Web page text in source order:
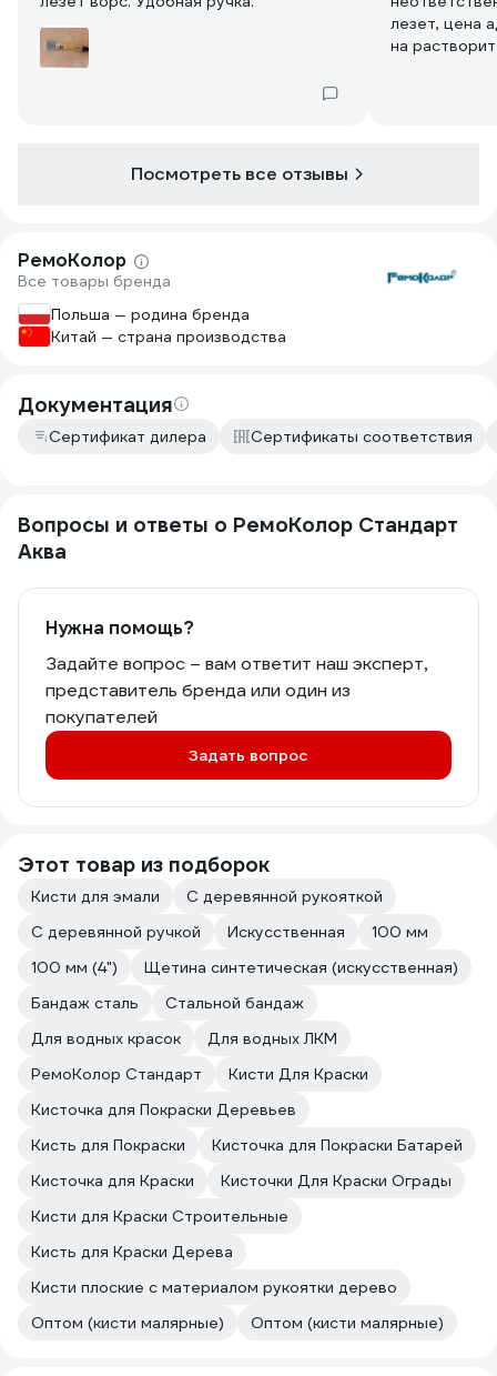
лезет, цена
на
Посмотреть все отзывы
РемоКолор
Все товары бренда
Польша — родина бренда
Китай — страна производства
Документация
Сертификат дилера Сертификаты соответствия
Вопросы и ответы о РемоКолор Стандарт
Аква
Нужна помощь?
Задайте вопрос – вам ответит наш эксперт,
представитель бренда или один из
покупателей
Задать вопрос
Этот товар из подборок
Кисти для эмали
С деревянной рукояткой
С деревянной ручкой
Искусственная
100 мм
100 мм (4")
Щетина синтетическая (искусственная)
Бандаж сталь
Стальной бандаж
Для водных красок
Для водных ЛКМ
РемоКолор Стандарт
Кисти Для Краски
Кисточка для Покраски Деревьев
Кисть для Покраски
Кисточка для Покраски Батарей
Кисточка для Краски
Кисточки Для Краски Ограды
Кисти для Краски Строительные
Кисть для Краски Дерева
Кисти плоские с материалом рукоятки дерево
Оптом (кисти малярные)
Оптом (кисти малярные)